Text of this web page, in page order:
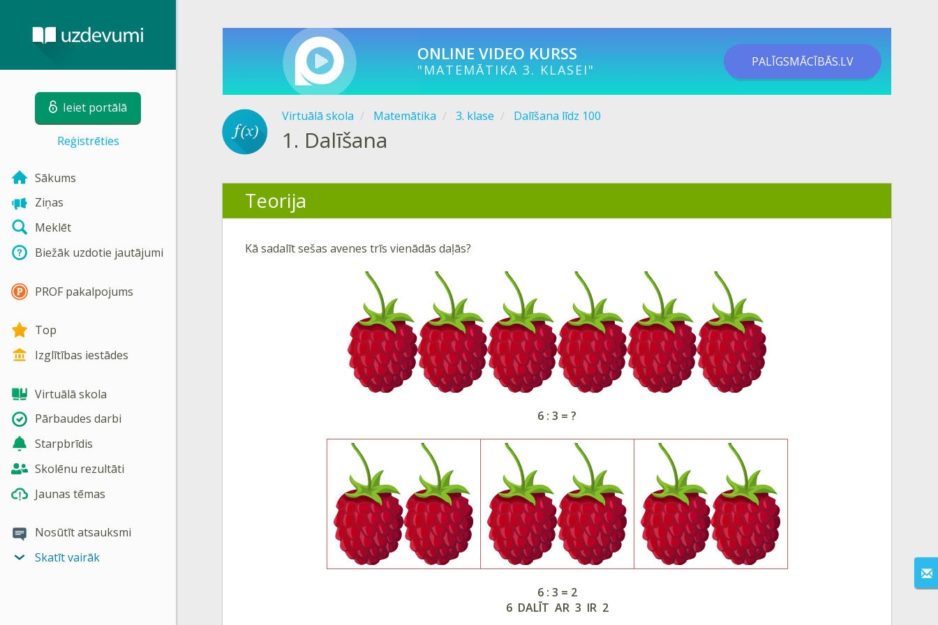
Ieiet portālā
Reģistrēties
Sākums
Ziņas
Meklēt
Biežāk uzdotie jautājumi
PROF pakalpojums
Top
Izglītības iestādes
Virtuālā skola
Pārbaudes darbi
Starpbrīdis
Skolēnu rezultāti
Jaunas tēmas
Nosūtīt atsauksmi
Skatīt vairāk
ONLINE VIDEO KURSS
"MATEMĀTIKA 3. KLASEI" PALĪGSMĀCĪBĀS.LV
Virtuālā skola Matemātika 3. klase Dalīšana līdz 100
1. Dalīšana
Teorija
Kā sadalīt sešas avenes trīs vienādās daļās?
6 : 3 = ?
6 : 3 = 2
6 DALĪT AR 3 IR 2